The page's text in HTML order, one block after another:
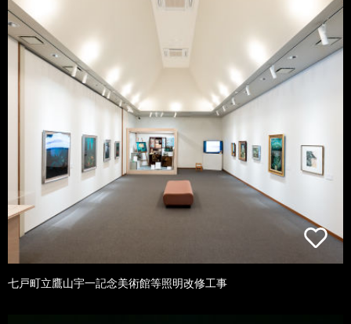
七戸町立鷹山宇一記念美術館等照明改修工事